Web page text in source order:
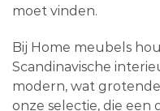
moet vinden.
Bij Home meubels
Scandinavische
modern, wat
onze selectie, die een